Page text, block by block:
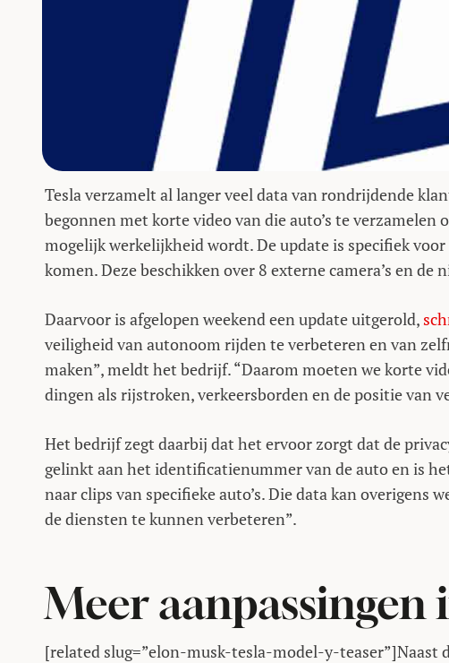
Tesla verzamelt al langer veel data van rondrijdende
begonnen met korte video van die auto’s te
mogelijk werkelijkheid wordt. De update is specifiek
komen. Deze beschikken over 8 externe camera’s en de
Daarvoor is afgelopen weekend een update uitgerold,
veiligheid van autonoom rijden te verbeteren en van
maken”, meldt het bedrijf. “Daarom moeten we korte
dingen als rijstroken, verkeersborden en de positie van
Het bedrijf zegt daarbij dat het ervoor zorgt dat de
gelinkt aan het identificatienummer van de auto en is
naar clips van specifieke auto’s. Die data kan overigens
de diensten te kunnen verbeteren”.
Meer aanpassingen
[related slug=”elon-musk-tesla-model-y-teaser”]Naast